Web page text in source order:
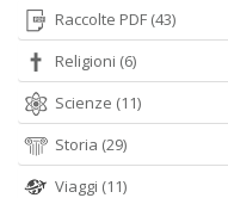
Raccolte PDF (43)
Religioni (6)
Scienze (11)
Storia (29)
Viaggi (11)